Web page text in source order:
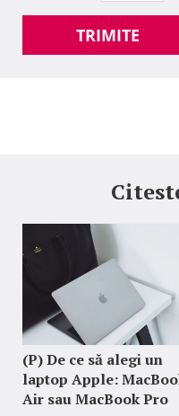
TRIMITE
(P) De ce să alegi un
laptop Apple:
Air sau MacBook Pro